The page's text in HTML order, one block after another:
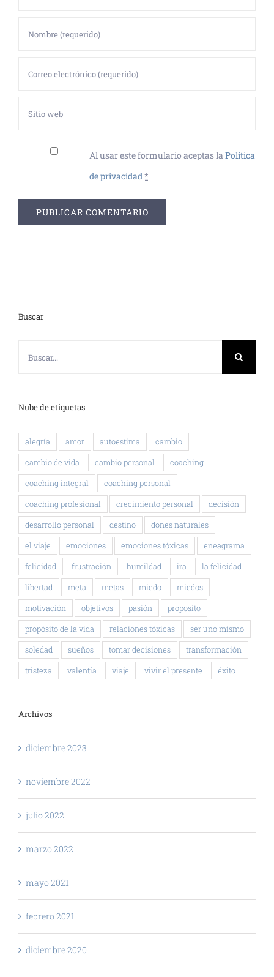
Al usar este formulario aceptas la Política
de privacidad*
Buscar
Nube de etiquetas
alegría amor autoestima cambio
cambio de vida cambio personal coaching
coaching integral coaching personal
coaching profesional crecimiento personal decisión
desarrollo personal destino dones naturales
el viaje emociones emociones tóxicas eneagrama
felicidad frustración humildad ira la felicidad
libertad meta metas miedo miedos
motivación objetivos pasión proposito
propósito de la vida relaciones tóxicas ser uno mismo
soledad sueños tomar decisiones transformación
tristeza valentía viaje vivir el presente éxito
Archivos
diciembre 2023
noviembre 2022
julio 2022
marzo 2022
mayo 2021
febrero 2021
diciembre 2020